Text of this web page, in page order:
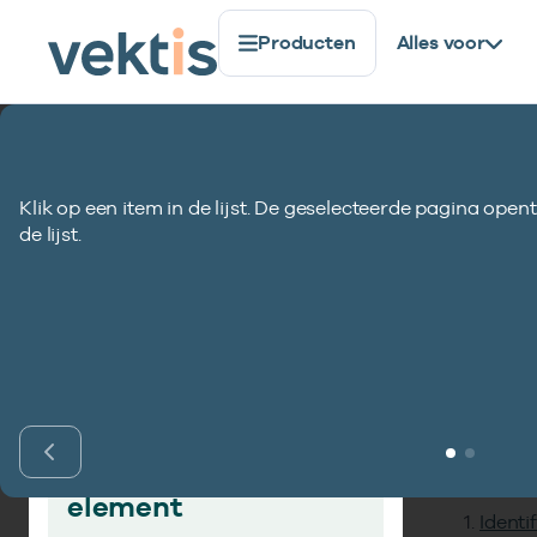
Producten Alles voor
Huisnummer
Vind gegevens­
element
Klik op een item in de lijst. De geselecteerde pagina
de lijst.